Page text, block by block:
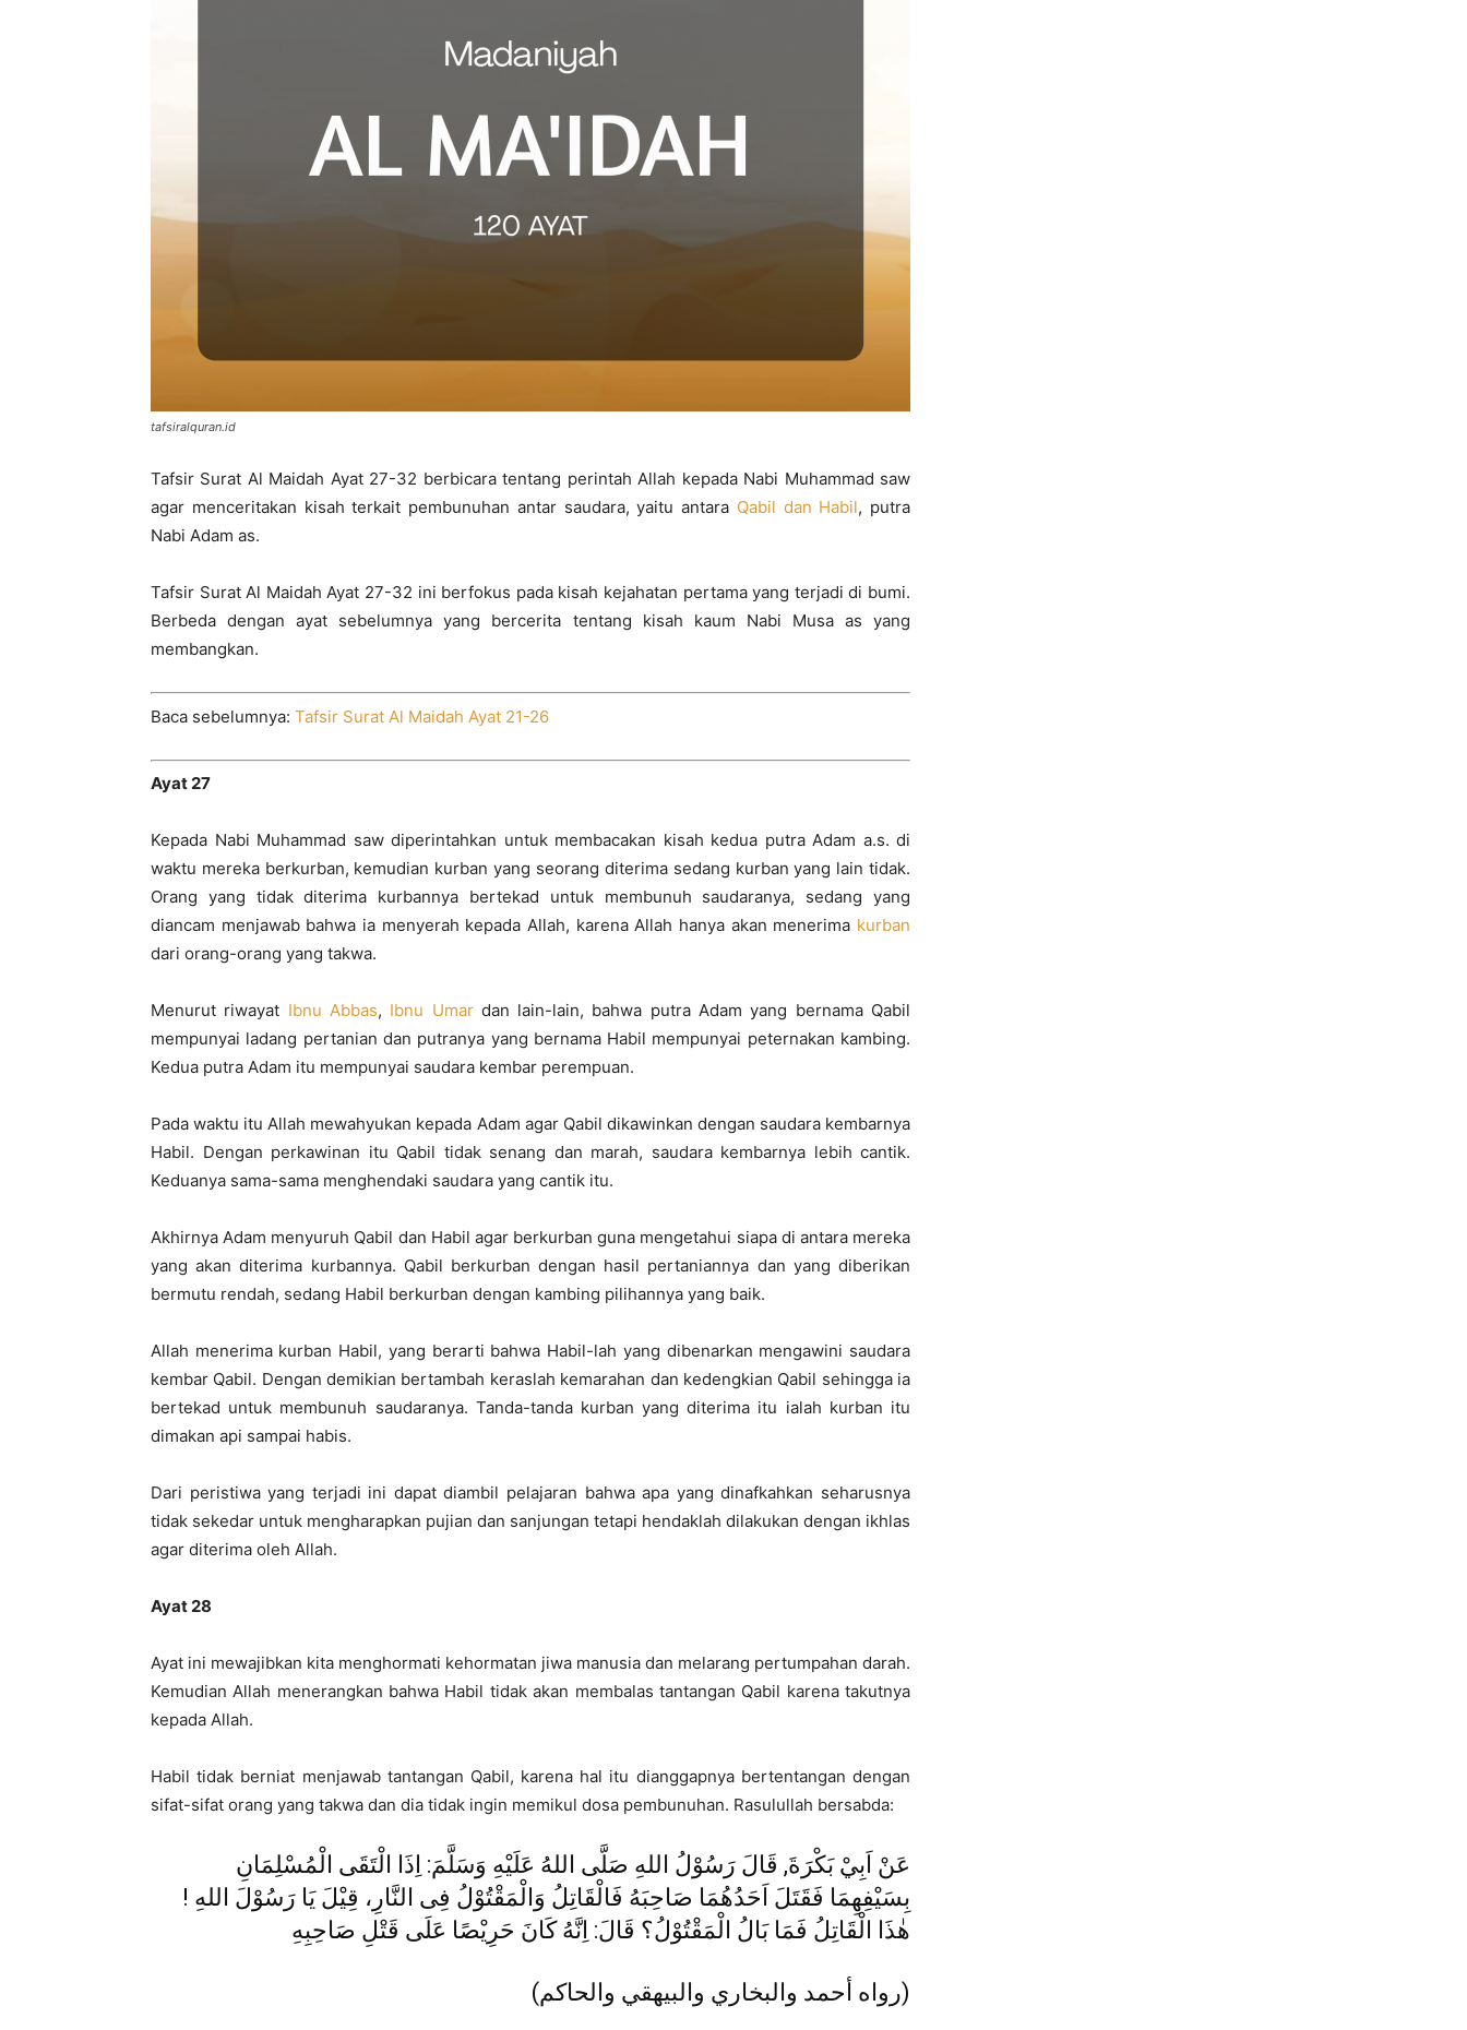
Indonesia
tafsiralquran.id
Tafsir Surat Al Maidah Ayat 27-32 berbicara tentang perintah Allah kepada Nabi Muhammad saw
agar menceritakan kisah terkait pembunuhan antar saudara, yaitu antara Qabil dan Habil, putra
Nabi Adam as.
Tafsir Surat Al Maidah Ayat 27-32 ini berfokus pada kisah kejahatan pertama yang terjadi di bumi.
Berbeda dengan ayat sebelumnya yang bercerita tentang kisah kaum Nabi Musa as yang
membangkan.
Baca sebelumnya: Tafsir Surat Al Maidah Ayat 21-26
Ayat 27
Kepada Nabi Muhammad saw diperintahkan untuk membacakan kisah kedua putra Adam a.s. di
waktu mereka berkurban, kemudian kurban yang seorang diterima sedang kurban yang lain tidak.
Orang yang tidak diterima kurbannya bertekad untuk membunuh saudaranya, sedang yang
diancam menjawab bahwa ia menyerah kepada Allah, karena Allah hanya akan menerima kurban
dari orang-orang yang takwa.
Menurut riwayat Ibnu Abbas, Ibnu Umardan lain-lain, bahwa putra Adam yang bernama Qabil
mempunyai ladang pertanian dan putranya yang bernama Habil mempunyai peternakan kambing.
Kedua putra Adam itu mempunyai saudara kembar perempuan.
Pada waktu itu Allah mewahyukan kepada Adam agar Qabil dikawinkan dengan saudara kembarnya
Habil. Dengan perkawinan itu Qabil tidak senang dan marah, saudara kembarnya lebih cantik.
Keduanya sama-sama menghendaki saudara yang cantik itu.
Akhirnya Adam menyuruh Qabil dan Habil agar berkurban guna mengetahui siapa di antara mereka
yang akan diterima kurbannya. Qabil berkurban dengan hasil pertaniannya dan yang diberikan
bermutu rendah, sedang Habil berkurban dengan kambing pilihannya yang baik.
Allah menerima kurban Habil, yang berarti bahwa Habil-lah yang dibenarkan mengawini saudara
kembar Qabil. Dengan demikian bertambah keraslah kemarahan dan kedengkian Qabil sehingga ia
bertekad untuk membunuh saudaranya. Tanda-tanda kurban yang diterima itu ialah kurban itu
dimakan api sampai habis.
Dari peristiwa yang terjadi ini dapat diambil pelajaran bahwa apa yang dinafkahkan seharusnya
tidak sekedar untuk mengharapkan pujian dan sanjungan tetapi hendaklah dilakukan dengan ikhlas
agar diterima oleh Allah.
Ayat 28
Ayat ini mewajibkan kita menghormati kehormatan jiwa manusia dan melarang pertumpahan darah.
Kemudian Allah menerangkan bahwa Habil tidak akan membalas tantangan Qabil karena takutnya
kepada Allah.
Habil tidak berniat menjawab tantangan Qabil, karena hal itu dianggapnya bertentangan dengan
sifat-sifat orang yang takwa dan dia tidak ingin memikul dosa pembunuhan. Rasulullah bersabda:
عَنْ اَبِيْ بَكْرَةَ, قَالَ رَسُوْلُ اللهِ صَلَّى اللهُ عَلَيْهِ وَسَلَّمَ: اِذَا الْتَقَى الْمُسْلِمَانِ
بِسَيْفِهِمَا فَقَتَلَ اَحَدُهُمَا صَاحِبَهُ فَالْقَاتِلُ وَالْمَقْتُوْلُ فِى النَّارِ، قِيْلَ يَا رَسُوْلَ اللهِ !
هٰذَا الْقَاتِلُ فَمَا بَالُ الْمَقْتُوْلُ؟ قَالَ: اِنَّهُ كَانَ حَرِيْصًا عَلَى قَتْلِ صَاحِبِهِ
(رواه أحمد والبخاري والبيهقي والحاكم)